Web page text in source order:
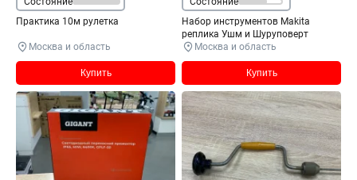
Практика 10м рулетка
Москва и область
Купить
Набор инструментов Makita
реплика Ушм и Шуруповерт
Москва и область
Купить